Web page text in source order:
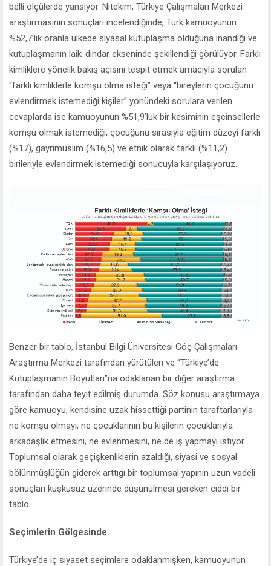
belli ölçülerde yansıyor. Nitekim, Türkiye Çalışmaları Merkezi
araştırmasının sonuçları incelendiğinde, Türk kamuoyunun
%52,7’lik oranla ülkede siyasal kutuplaşma olduğuna inandığı ve
kutuplaşmanın laik-dindar ekseninde şekillendiği görülüyor. Farklı
kimliklere yönelik bakış açısını tespit etmek amacıyla sorulan
“farklı kimliklerle komşu olma isteği” veya “bireylerin çocuğunu
evlendirmek istemediği kişiler” yönündeki sorulara verilen
cevaplarda ise kamuoyunun %51,9’luk bir kesiminin eşcinsellerle
komşu olmak istemediği, çocuğunu sırasıyla eğitim düzeyi farklı
(%17), gayrimüslim (%16,5) ve etnik olarak farklı (%11,2)
birileriyle evlendirmek istemediği sonucuyla karşılaşıyoruz.
Benzer bir tablo, İstanbul Bilgi Üniversitesi Göç Çalışmaları
Araştırma Merkezi tarafından yürütülen ve “Türkiye’de
Kutuplaşmanın Boyutları”na odaklanan bir diğer araştırma
tarafından daha teyit edilmiş durumda. Söz konusu araştırmaya
göre kamuoyu, kendisine uzak hissettiği partinin taraftarlarıyla
ne komşu olmayı, ne çocuklarının bu kişilerin çocuklarıyla
arkadaşlık etmesini, ne evlenmesini, ne de iş yapmayı istiyor.
Toplumsal olarak geçişkenliklerin azaldığı, siyasi ve sosyal
bölünmüşlüğün giderek arttığı bir toplumsal yapının uzun vadeli
sonuçları kuşkusuz üzerinde düşünülmesi gereken ciddi bir
tablo.
Seçimlerin Gölgesinde
Türkiye’de iç siyaset seçimlere odaklanmışken, kamuoyunun